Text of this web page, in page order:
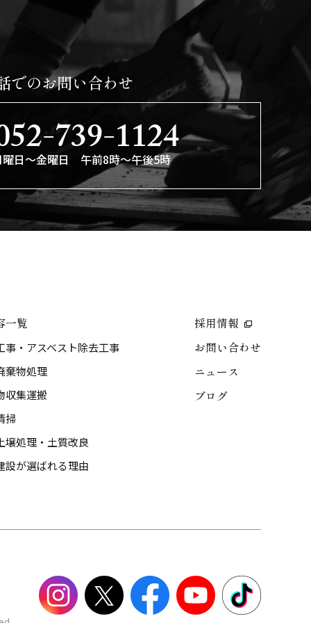
でのお問い合わせ
739-1124
曜日〜金曜日 午前8時〜午後5時
一覧
事・アスベスト除去工事
棄物処理
収集運搬
掃
壌処理・土質改良
設が選ばれる理由
採用情報
お問い合わせ
ニュース
ブログ